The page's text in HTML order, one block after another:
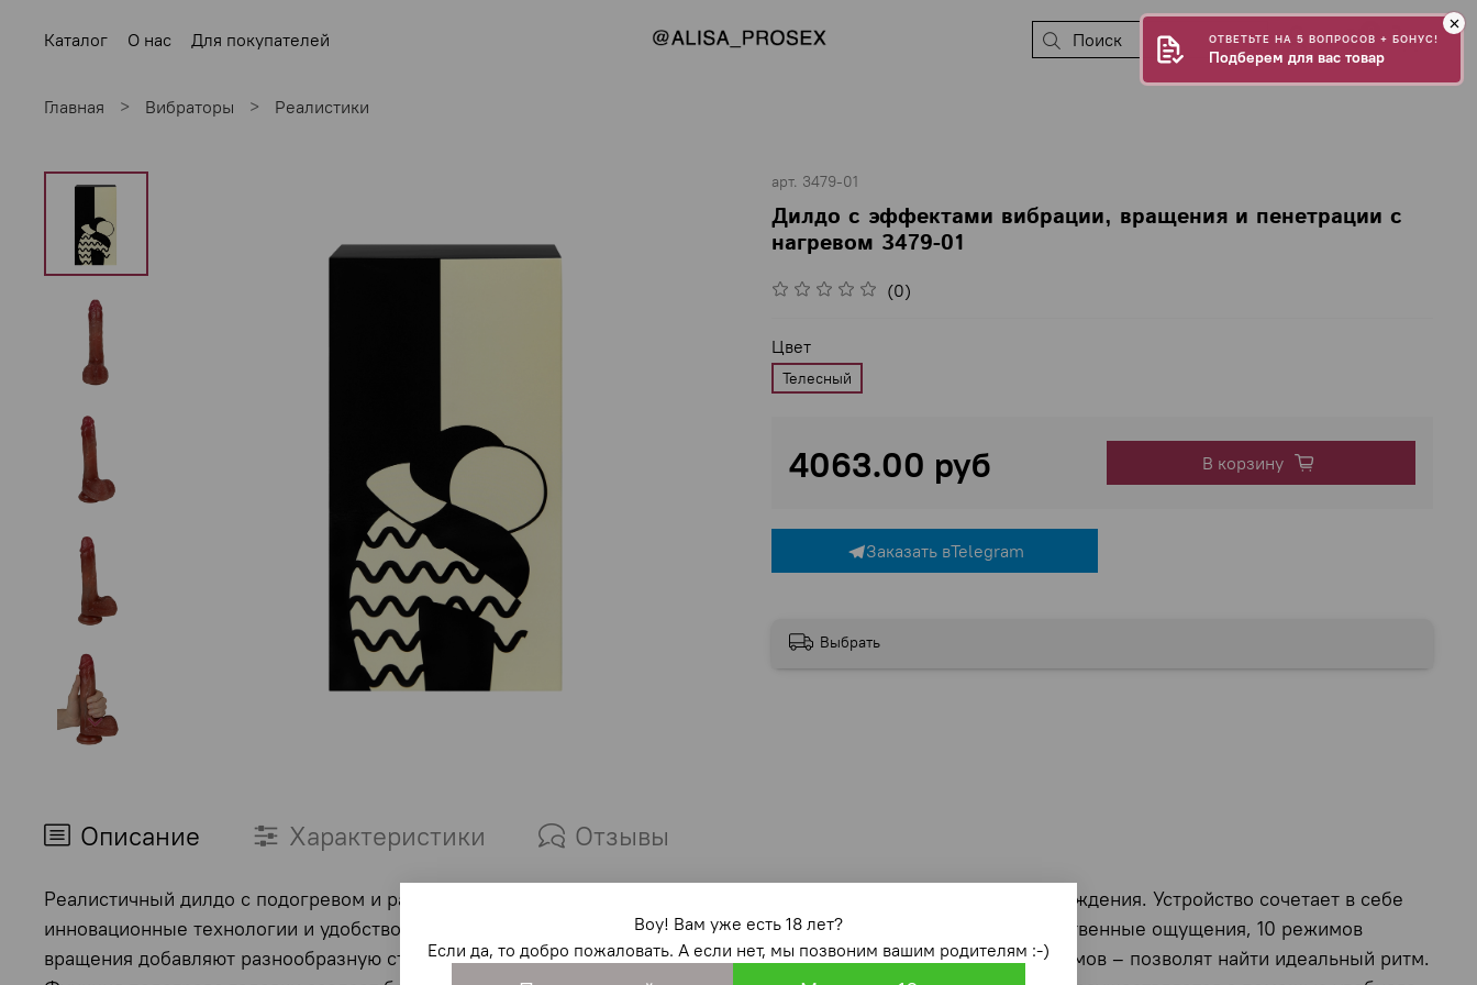
Каталог О нас Для покупателей
Главная Вибраторы Реалистики
арт. 3479-01
Дилдо с эффектами вибрации, вращения и пенетрации с
нагревом 3479-01
(0)
Цвет
Телесный
4063.00 руб В корзину
Заказать вTelegram
Выбрать
Описание Характеристики Отзывы
Реалистичный дилдо с подогревом и расширенным функционалом создан для максимального комфорта и наслаждения. Устройство сочетает в себе
инновационные технологии и удобство использования: 10 режимов растягивания обеспечивают глубокие и чувственные ощущения, 10 режимов
вращения добавляют разнообразную стимуляцию, а 10 режимов вибрации – от легкой пульсации до мощных ритмов – позволят найти идеальный ритм.
Воу! Вам уже есть 18 лет?
Если да, то добро пожаловать. А если нет, мы позвоним вашим родителям :-)
ОТВЕТЬТЕ НА 5 ВОПРОСОВ + БОНУС!
Подберем для вас товар